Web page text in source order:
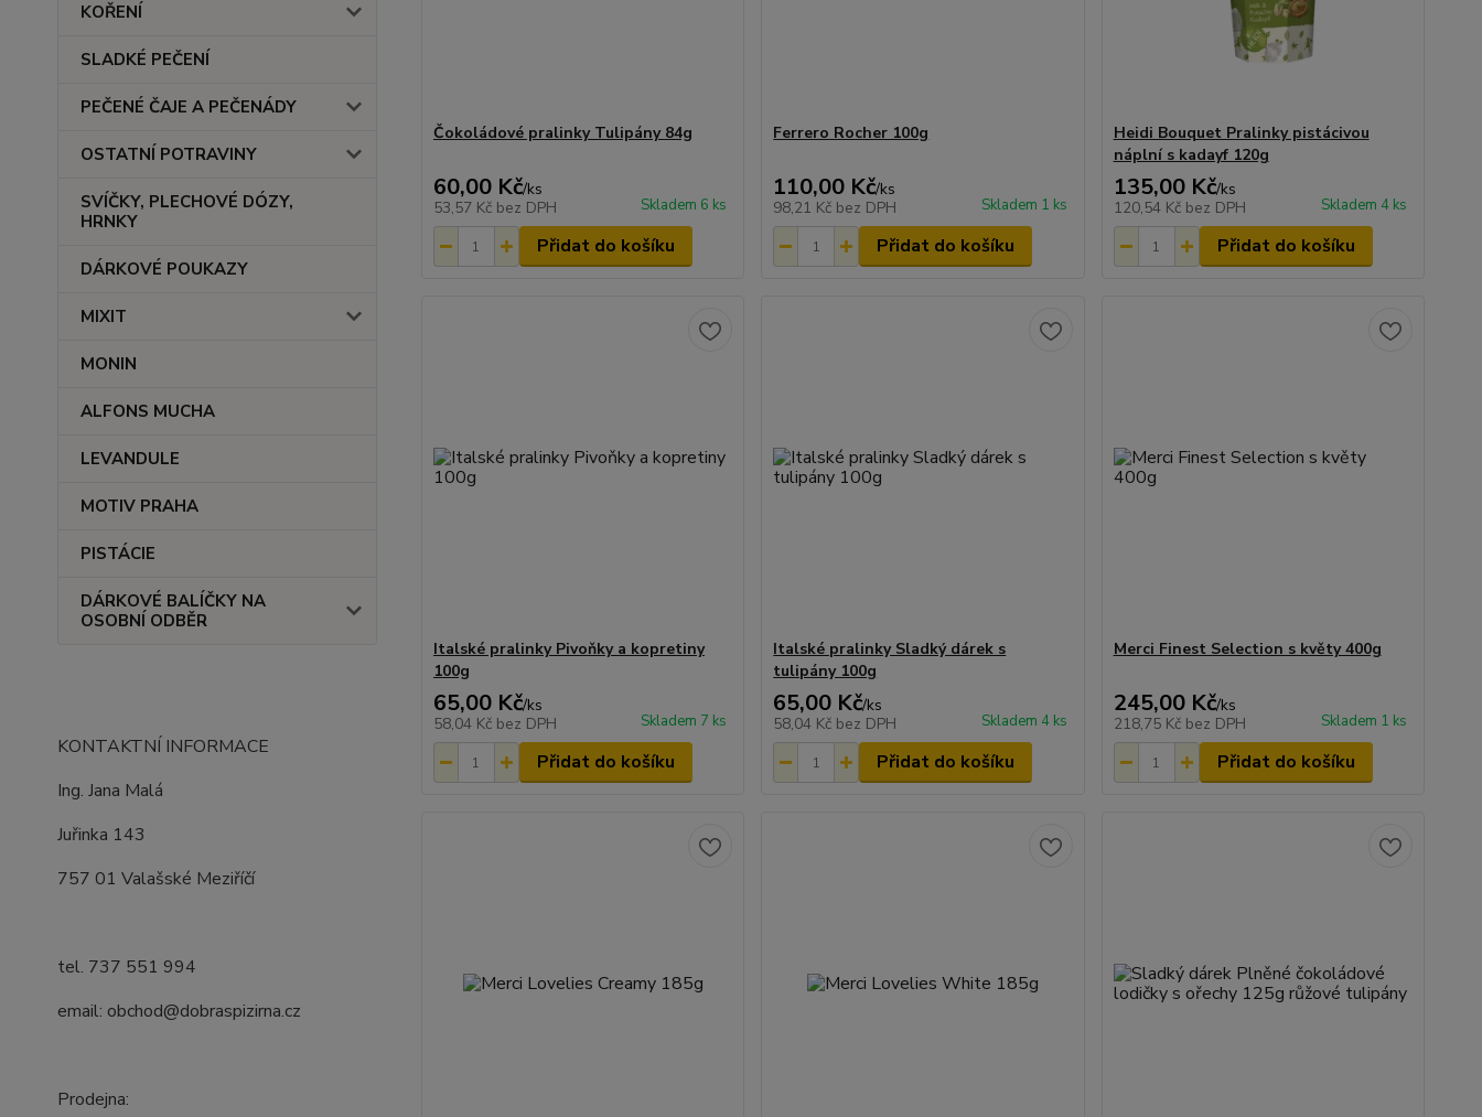
KOŘENÍ
SLADKÉ PEČENÍ
PEČENÉ ČAJE A PEČENÁDY
OSTATNÍ POTRAVINY
SVÍČKY, PLECHOVÉ DÓZY,
HRNKY
DÁRKOVÉ POUKAZY
MIXIT
MONIN
ALFONS MUCHA
LEVANDULE
MOTIV PRAHA
PISTÁCIE
DÁRKOVÉ BALÍČKY NA
OSOBNÍ ODBĚR
KONTAKTNÍ INFORMACE
Ing. Jana Malá
Juřinka 143
757 01 Valašské Meziříčí
tel. 737 551 994
email: obchod@dobraspizirna.cz
Prodejna:
Čokoládové pralinky Tulipány 84g
60,00 Kč/ks
53,57 Kč bez DPH Skladem 6 ks
Přidat do košíku
Ferrero Rocher 100g
110,00 Kč/ks
98,21 Kč bez DPH Skladem 1 ks
Přidat do košíku
Heidi Bouquet Pralinky pistácivou
náplní s kadayf 120g
135,00 Kč/ks
120,54 Kč bez DPH Skladem 4 ks
Přidat do košíku
Italské pralinky Pivoňky a kopretiny
100g
65,00 Kč/ks
58,04 Kč bez DPH Skladem 7 ks
Přidat do košíku
Italské pralinky Sladký dárek s
tulipány 100g
65,00 Kč/ks
58,04 Kč bez DPH Skladem 4 ks
Přidat do košíku
Merci Finest Selection s květy 400g
245,00 Kč/ks
218,75 Kč bez DPH Skladem 1 ks
Přidat do košíku